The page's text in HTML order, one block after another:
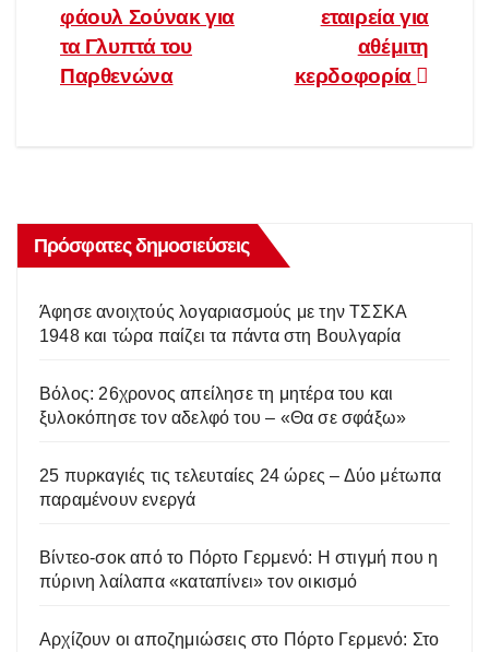
εταιρεία για
αθέμιτη
κερδοφορία
φάουλ Σούνακ για
τα Γλυπτά του
Παρθενώνα
Πρόσφατες δημοσιεύσεις
Άφησε ανοιχτούς λογαριασμούς με την ΤΣΣΚΑ
1948 και τώρα παίζει τα πάντα στη Βουλγαρία
Βόλος: 26χρονος απείλησε τη μητέρα του και
ξυλοκόπησε τον αδελφό του – «Θα σε σφάξω»
25 πυρκαγιές τις τελευταίες 24 ώρες – Δύο μέτωπα
παραμένουν ενεργά
Βίντεο-σοκ από το Πόρτο Γερμενό: Η στιγμή που η
πύρινη λαίλαπα «καταπίνει» τον οικισμό
Αρχίζουν οι αποζημιώσεις στο Πόρτο Γερμενό: Στο